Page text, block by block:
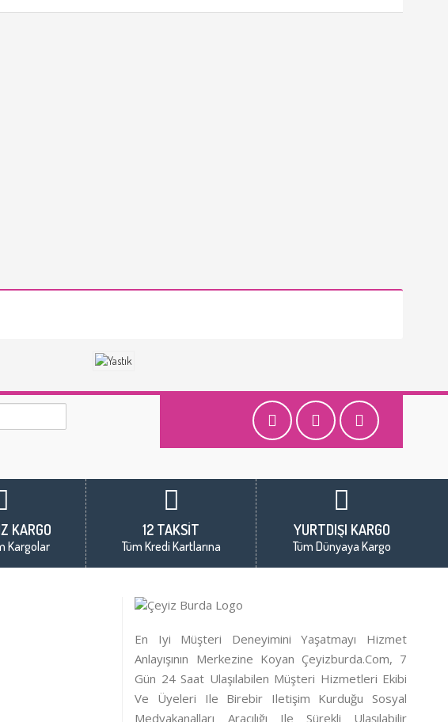
KARGO
Kargolar
12 TAKSİT
Tüm Kredi Kartlarına
YURTDIŞI KARGO
Tüm Dünyaya Kargo
En Iyi Müşteri Deneyimini Yaşatmayı Hizmet
Anlayışının Merkezine Koyan Çeyizburda.com, 7
Gün 24 Saat Ulaşılabilen Müşteri Hizmetleri Ekibi
Ve Üyeleri Ile Birebir Iletişim Kurduğu Sosyal
Medyakanalları Aracılığı Ile Sürekli Ulaşılabilir